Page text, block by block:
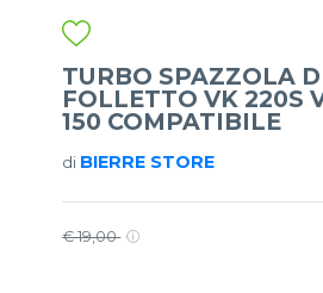
TURBO SPAZZOLA
FOLLETTO VK 220S
150 COMPATIBILE
di BIERRE STORE
€ 19,00